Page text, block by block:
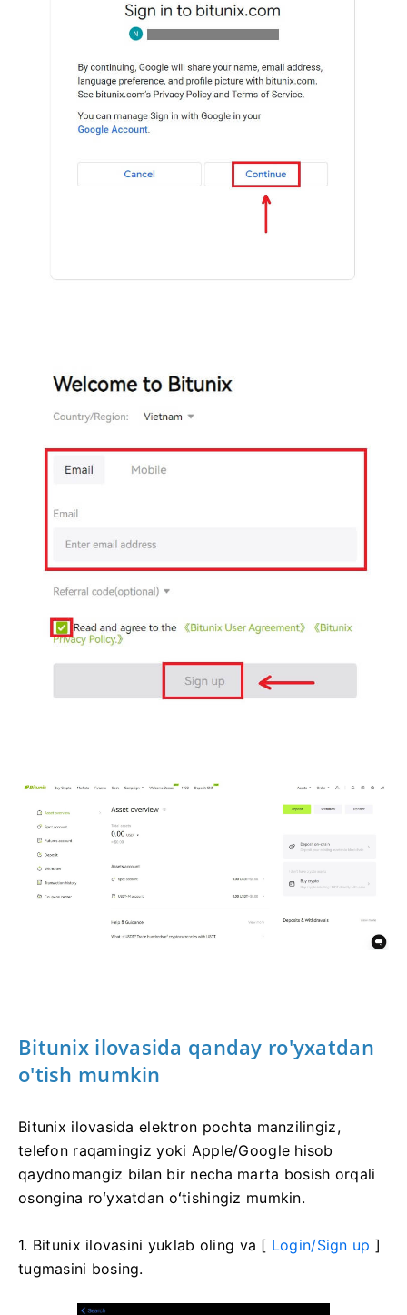
Bitunix ilovasida qanday ro'yxatdan
o'tish mumkin
Bitunix ilovasida elektron pochta manzilingiz,
telefon raqamingiz yoki Apple/Google hisob
qaydnomangiz bilan bir necha marta bosish orqali
osongina roʻyxatdan oʻtishingiz mumkin.
1. Bitunix ilovasini yuklab oling va [ Login/Sign up ]
tugmasini bosing.